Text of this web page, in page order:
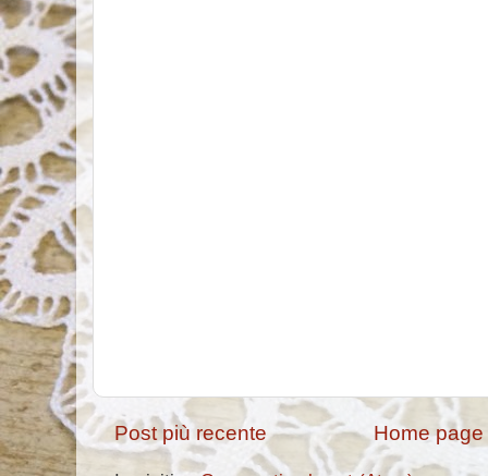
Post più recente Home page